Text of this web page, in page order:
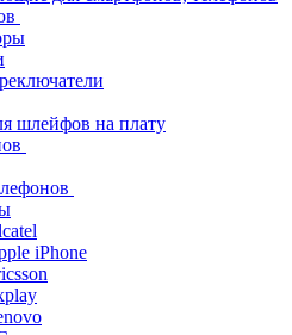
шлейфов на плату
iPhone